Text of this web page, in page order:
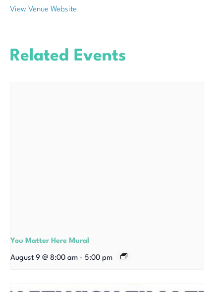
View Venue Website
Related Events
You Matter Here Mural
August 9 @ 8:00 am - 5:00 pm